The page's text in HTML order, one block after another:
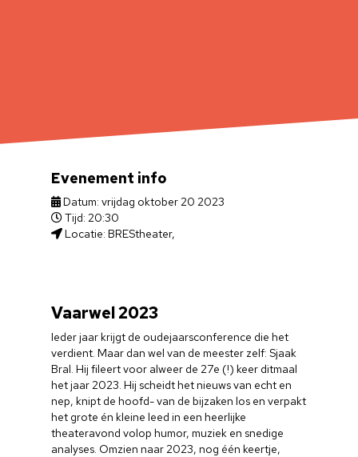
Vaarwel 2023
Ieder jaar krijgt de oudejaarsconference die het
verdient. Maar dan wel van de meester zelf: Sjaak
Bral. Hij fileert voor alweer de 27e (!) keer ditmaal
het jaar 2023. Hij scheidt het nieuws van echt en
nep, knipt de hoofd- van de bijzaken los en verpakt
het grote én kleine leed in een heerlijke
theateravond volop humor, muziek en snedige
analyses. Omzien naar 2023, nog één keertje,
Evenement info
Datum: vrijdag oktober 20 2023
Tijd: 20:30
Locatie: BREStheater,